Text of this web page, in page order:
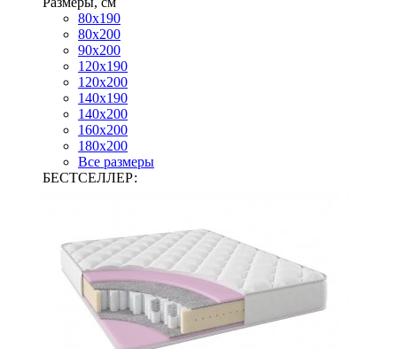
80х190
80х200
90х200
120х190
120х200
140х190
140х200
160х200
180х200
Все размеры
БЕСТСЕЛЛЕР: